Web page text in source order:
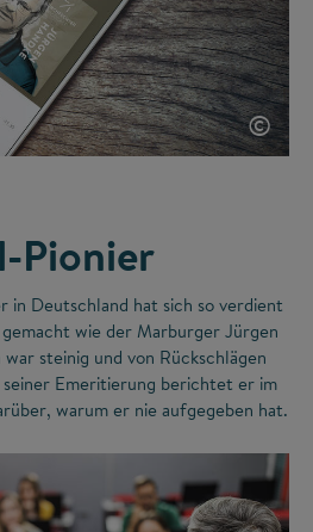
©
Pionier
in Deutschland hat sich so verdient
wie der Marburger Jürgen
steinig und von Rückschlägen
Emeritierung berichtet er im
warum er nie aufgegeben hat.